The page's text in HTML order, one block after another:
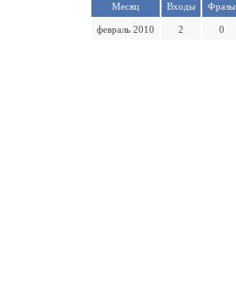
Месяц Входы Фразы
февраль 2010 2 0